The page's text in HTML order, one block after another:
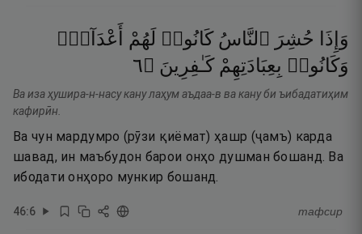
وَإِذَا حُشِرَ ٱلنَّاسُ كَانُوا۟ لَهُمْ
أَعْدَآءًۭ
وَكَانُوا۟ بِعِبَادَتِهِمْ كَـٰفِرِينَ ۝٦
Ва иза ҳушира-н-насу кану лаҳум аъдаа-в ва кану би ъибадатиҳим
кафирӣн.
Ва чун мардумро (рӯзи қиёмат) ҳашр (ҷамъ) карда
шавад, ин маъбудон барои онҳо душман бошанд. Ва
ибодати онҳоро мункир бошанд.
46:6 тафсир